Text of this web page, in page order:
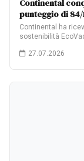
Continental
punteggio di
Continental ha
sostenibilità
27.07.2026